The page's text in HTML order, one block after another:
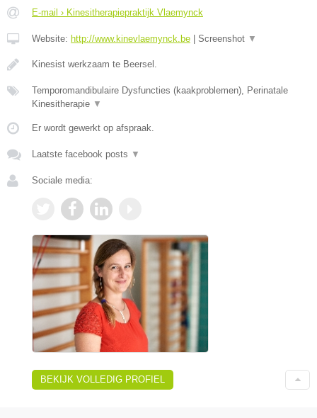
E-mail › Kinesitherapiepraktijk Vlaemynck
Website: http://www.kinevlaemynck.be Screenshot ▼
Kinesist werkzaam te Beersel.
Temporomandibulaire Dysfuncties (kaakproblemen), Perinatale
Kinesitherapie ▼
Er wordt gewerkt op afspraak.
Laatste facebook posts ▼
Sociale media:
BEKIJK VOLLEDIG PROFIEL